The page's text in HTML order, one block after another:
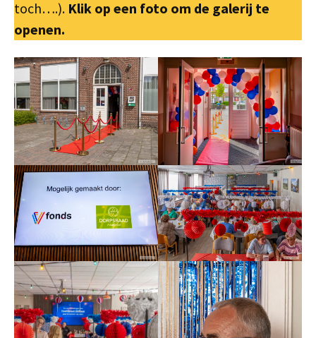
toch….). Klik op een foto om de galerij te
openen.